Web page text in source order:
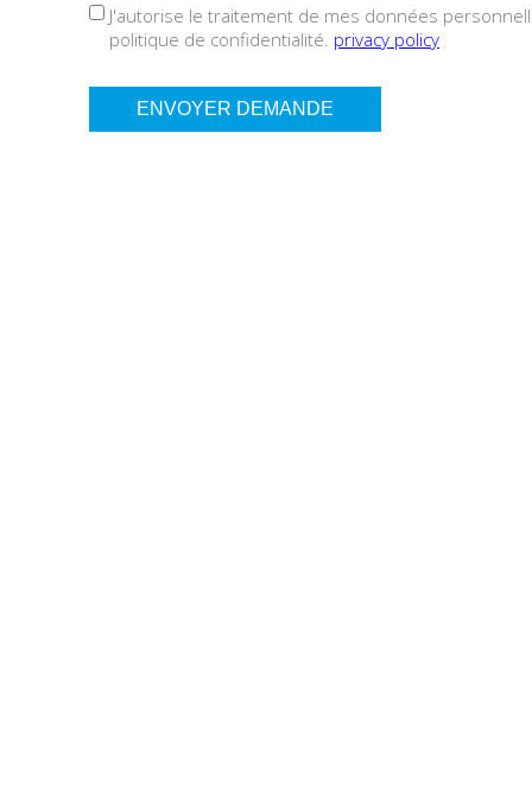
J'autorise le traitement de mes données
politique de confidentialité. privacy policy